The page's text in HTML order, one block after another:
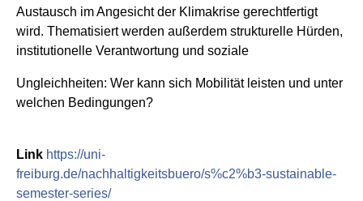
Austausch im Angesicht der Klimakrise gerechtfertigt
wird. Thematisiert werden außerdem strukturelle Hürden,
institutionelle Verantwortung und soziale
Ungleichheiten: Wer kann sich Mobilität leisten und unter
welchen Bedingungen?
Link https://uni-
freiburg.de/nachhaltigkeitsbuero/s%c2%b3-sustainable-
semester-series/